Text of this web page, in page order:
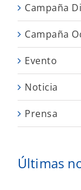
Campaña
Campaña
Evento
Noticia
Prensa
Últimas